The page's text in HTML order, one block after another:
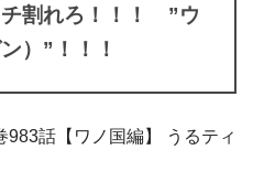
割れろ！！！ ”ウ
）”！！！
983話【ワノ国編】 うるティ